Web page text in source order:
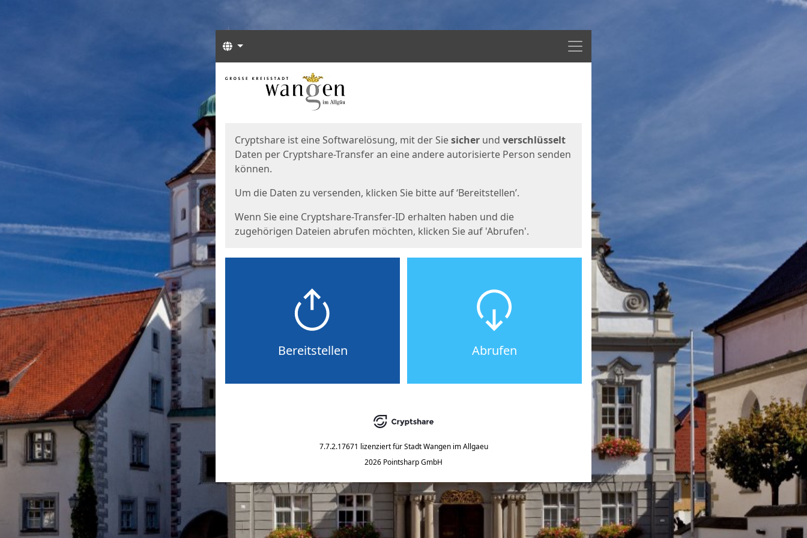
Menü
Sprachen
Start
Cryptshare ist eine Softwarelösung, mit der Siesicher und verschlüsselt
Daten per Cryptshare-Transfer an eine andere autorisierte Person senden
können.
Um die Daten zu versenden, klicken Sie bitte auf ‘Bereitstellen’.
Wenn Sie eine Cryptshare-Transfer-ID erhalten haben und die
zugehörigen Dateien abrufen möchten, klicken Sie auf 'Abrufen'.
Bereitstellen Abrufen
7.7.2.17671 lizenziert für Stadt Wangen im Allgaeu
2026 Pointsharp GmbH